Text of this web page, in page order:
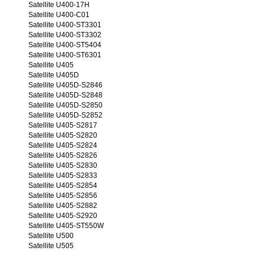
Satellite U400-17H
Satellite U400-C01
Satellite U400-ST3301
Satellite U400-ST3302
Satellite U400-ST5404
Satellite U400-ST6301
Satellite U405
Satellite U405D
Satellite U405D-S2846
Satellite U405D-S2848
Satellite U405D-S2850
Satellite U405D-S2852
Satellite U405-S2817
Satellite U405-S2820
Satellite U405-S2824
Satellite U405-S2826
Satellite U405-S2830
Satellite U405-S2833
Satellite U405-S2854
Satellite U405-S2856
Satellite U405-S2882
Satellite U405-S2920
Satellite U405-ST550W
Satellite U500
Satellite U505